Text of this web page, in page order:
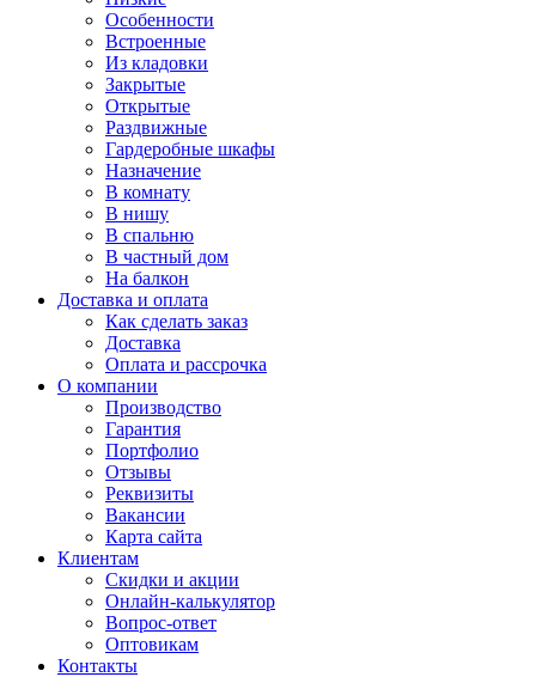
Особенности
Встроенные
Из кладовки
Закрытые
Открытые
Раздвижные
Гардеробные шкафы
Назначение
В комнату
В нишу
В спальню
В частный дом
На балкон
Доставка и оплата
Как сделать заказ
Доставка
Оплата и рассрочка
О компании
Производство
Гарантия
Портфолио
Отзывы
Реквизиты
Вакансии
Карта сайта
Клиентам
Скидки и акции
Онлайн-калькулятор
Вопрос-ответ
Оптовикам
Контакты